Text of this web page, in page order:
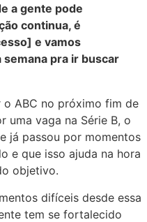
a gente pode
continua, é
e vamos
pra ir buscar
o ABC no próximo fim de
uma vaga na Série B, o
já passou por momentos
e que isso ajuda na hora
objetivo.
difíceis desde essa
tem se fortalecido